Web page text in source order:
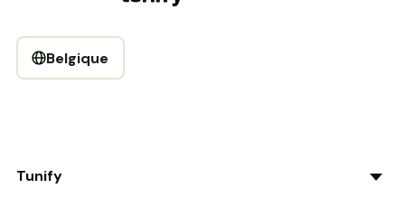
Belgique
Tunify